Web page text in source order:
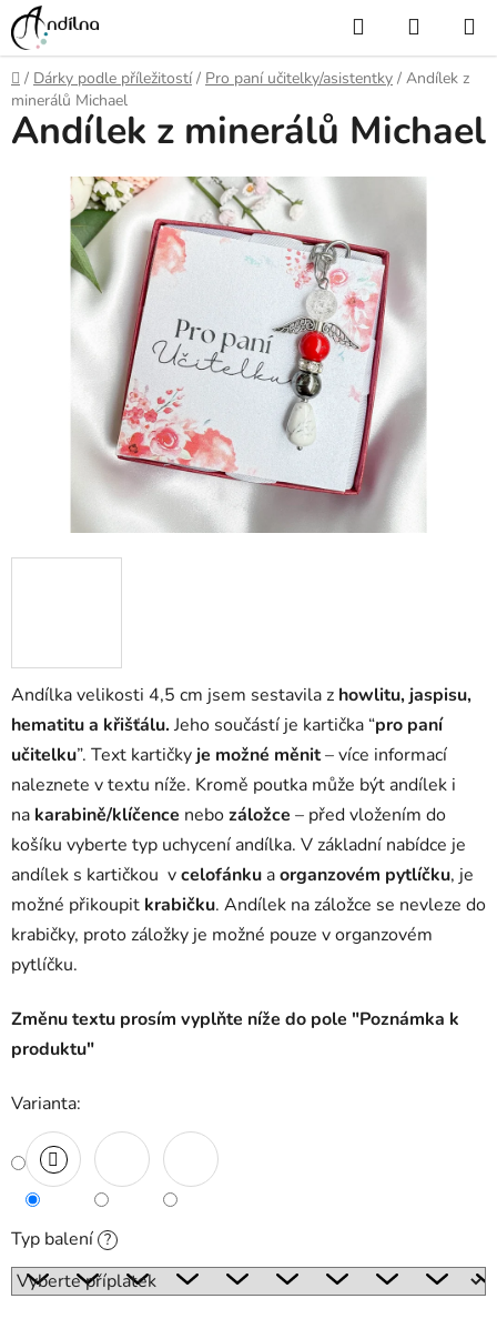
Přejít
na
obsah
Hledat
KOŠÍK
Domů
/ Dárky podle příležitostí / Pro paní učitelky/asistentky / Andílek z
minerálů Michael
Andílka velikosti 4,5 cm jsem sestavila z howlitu, jaspisu,
hematitu a křišťálu. Jeho součástí je kartička “pro paní
učitelku”. Text kartičky je možné měnit– více informací
naleznete v textu níže. Kromě poutka může být andílek i
na karabině/klíčence nebozáložce – před vložením do
košíku vyberte typ uchycení andílka. V základní nabídce je
andílek s kartičkou vcelofánku aorganzovém pytlíčku, je
možné přikoupit krabičku. Andílek na záložce se nevleze do
krabičky, proto záložky je možné pouze v organzovém
pytlíčku.
Změnu textu prosím vyplňte níže do pole "Poznámka k
produktu"
Varianta:
Typ balení ?
Andílek z minerálů Michael